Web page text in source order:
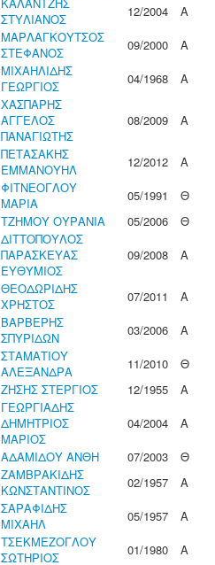
ΣΤΥΛΙΑΝΟΣ
12/2004
Α
ΜΑΡΛΑΓΚΟΥΤΣΟΣ
ΣΤΕΦΑΝΟΣ
09/2000
Α
ΜΙΧΑΗΛΙΔΗΣ
ΓΕΩΡΓΙΟΣ
04/1968 Α
ΧΑΣΠΑΡΗΣ
ΑΓΓΕΛΟΣ
ΠΑΝΑΓΙΩΤΗΣ
08/2009 Α
ΠΕΤΑΣΑΚΗΣ
ΕΜΜΑΝΟΥΗΛ
12/2012
Α
ΦΙΤΝΕΟΓΛΟΥ
ΜΑΡΙΑ
05/1991
Θ
ΤΖΗΜΟΥ ΟΥΡΑΝΙΑ 05/2006
Θ
ΔΙΤΤΟΠΟΥΛΟΣ
ΠΑΡΑΣΚΕΥΑΣ
ΕΥΘΥΜΙΟΣ
09/2008 Α
ΘΕΟΔΩΡΙΔΗΣ
ΧΡΗΣΤΟΣ
07/2011
Α
ΒΑΡΒΕΡΗΣ
ΣΠΥΡΙΔΩΝ
03/2006
Α
ΣΤΑΜΑΤΙΟΥ
ΑΛΕΞΑΝΔΡΑ
11/2010
Θ
ΖΗΣΗΣ ΣΤΕΡΓΙΟΣ 12/1955
Α
ΓΕΩΡΓΙΑΔΗΣ
ΔΗΜΗΤΡΙΟΣ
ΜΑΡΙΟΣ
04/2004
Α
ΑΔΑΜΙΔΟΥ ΑΝΘΗ 07/2003
Θ
ΖΑΜΒΡΑΚΙΔΗΣ
ΚΩΝΣΤΑΝΤΙΝΟΣ
02/1957
Α
ΣΑΡΑΦΙΔΗΣ
ΜΙΧΑΗΛ
05/1957
Α
ΤΣΕΚΜΕΖΟΓΛΟΥ
ΣΩΤΗΡΙΟΣ
01/1980
Α